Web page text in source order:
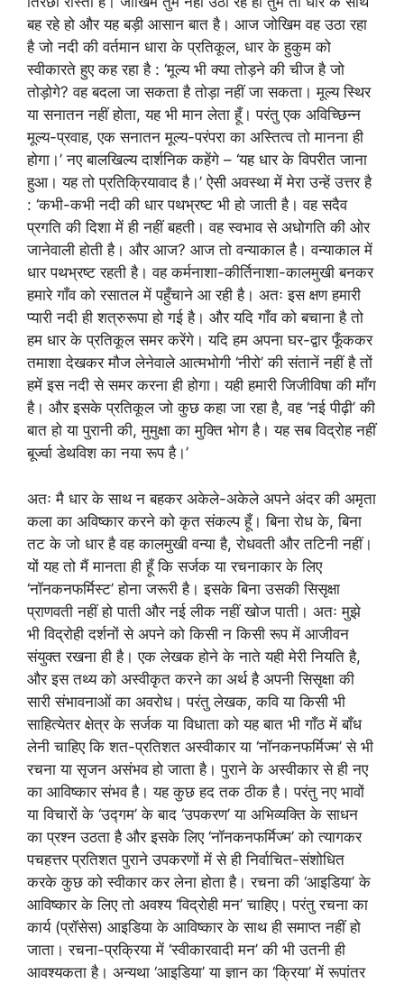
बह रहे हो और यह बड़ी आसान बात है। आज जोखिम वह उठा रहा
है जो नदी की वर्तमान धारा के प्रतिकूल, धार के हुकुम को
स्वीकारते हुए कह रहा है : ‘मूल्य भी क्या तोड़ने की चीज है जो
तोड़ोगे? वह बदला जा सकता है तोड़ा नहीं जा सकता। मूल्य स्थिर
या सनातन नहीं होता, यह भी मान लेता हूँ। परंतु एक अविच्छिन्न
मूल्य-प्रवाह, एक सनातन मूल्य-परंपरा का अस्तित्व तो मानना ही
होगा।’ नए बालखिल्य दार्शनिक कहेंगे – ‘यह धार के विपरीत जाना
हुआ। यह तो प्रतिक्रियावाद है।’ ऐसी अवस्था में मेरा उन्हें उत्तर है
: ‘कभी-कभी नदी की धार पथभ्रष्ट भी हो जाती है। वह सदैव
प्रगति की दिशा में ही नहीं बहती। वह स्वभाव से अधोगति की ओर
जानेवाली होती है। और आज? आज तो वन्याकाल है। वन्याकाल में
धार पथभ्रष्ट रहती है। वह कर्मनाशा-कीर्तिनाशा-कालमुखी बनकर
हमारे गाँव को रसातल में पहुँचाने आ रही है। अतः इस क्षण हमारी
प्यारी नदी ही शत्रुरूपा हो गई है। और यदि गाँव को बचाना है तो
हम धार के प्रतिकूल समर करेंगे। यदि हम अपना घर-द्वार फूँककर
तमाशा देखकर मौज लेनेवाले आत्मभोगी ‘नीरो’ की संतानें नहीं है तों
हमें इस नदी से समर करना ही होगा। यही हमारी जिजीविषा की माँग
है। और इसके प्रतिकूल जो कुछ कहा जा रहा है, वह ‘नई पीढ़ी’ की
बात हो या पुरानी की, मुमुक्षा का मुक्ति भोग है। यह सब विद्रोह नहीं
बूर्ज्वा डेथविश का नया रूप है।’
अतः मै धार के साथ न बहकर अकेले-अकेले अपने अंदर की अमृता
कला का अविष्कार करने को कृत संकल्प हूँ। बिना रोध के, बिना
तट के जो धार है वह कालमुखी वन्या है, रोधवती और तटिनी नहीं।
यों यह तो मैं मानता ही हूँ कि सर्जक या रचनाकार के लिए
‘नॉनकनफर्मिस्ट’ होना जरूरी है। इसके बिना उसकी सिसृक्षा
प्राणवती नहीं हो पाती और नई लीक नहीं खोज पाती। अतः मुझे
भी विद्रोही दर्शनों से अपने को किसी न किसी रूप में आजीवन
संयुक्त रखना ही है। एक लेखक होने के नाते यही मेरी नियति है,
और इस तथ्य को अस्वीकृत करने का अर्थ है अपनी सिसृक्षा की
सारी संभावनाओं का अवरोध। परंतु लेखक, कवि या किसी भी
साहित्येतर क्षेत्र के सर्जक या विधाता को यह बात भी गाँठ में बाँध
लेनी चाहिए कि शत-प्रतिशत अस्वीकार या ‘नॉनकनफर्मिज्म’ से भी
रचना या सृजन असंभव हो जाता है। पुराने के अस्वीकार से ही नए
का आविष्कार संभव है। यह कुछ हद तक ठीक है। परंतु नए भावों
या विचारों के ‘उद्गम’ के बाद ‘उपकरण’ या अभिव्यक्ति के साधन
का प्रश्न उठता है और इसके लिए ‘नॉनकनफर्मिज्म’ को त्यागकर
पचहत्तर प्रतिशत पुराने उपकरणों में से ही निर्वाचित-संशोधित
करके कुछ को स्वीकार कर लेना होता है। रचना की ‘आइडिया’ के
आविष्कार के लिए तो अवश्य ‘विद्रोही मन’ चाहिए। परंतु रचना का
कार्य (प्रॉसेस) आइडिया के आविष्कार के साथ ही समाप्त नहीं हो
जाता। रचना-प्रक्रिया में ‘स्वीकारवादी मन’ की भी उतनी ही
आवश्यकता है। अन्यथा ‘आइडिया’ या ज्ञान का ‘क्रिया’ में रूपांतर